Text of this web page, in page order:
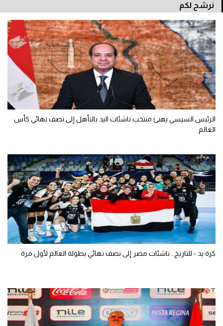
نرشح لكم
الرئيس السيسي يهنئ منتخب ناشئات اليد بالتأهل إلى نصف نهائي كأس
العالم
كرة يد - للتاريخ.. ناشئات مصر إلى نصف نهائي بطولة العالم لأول مرة